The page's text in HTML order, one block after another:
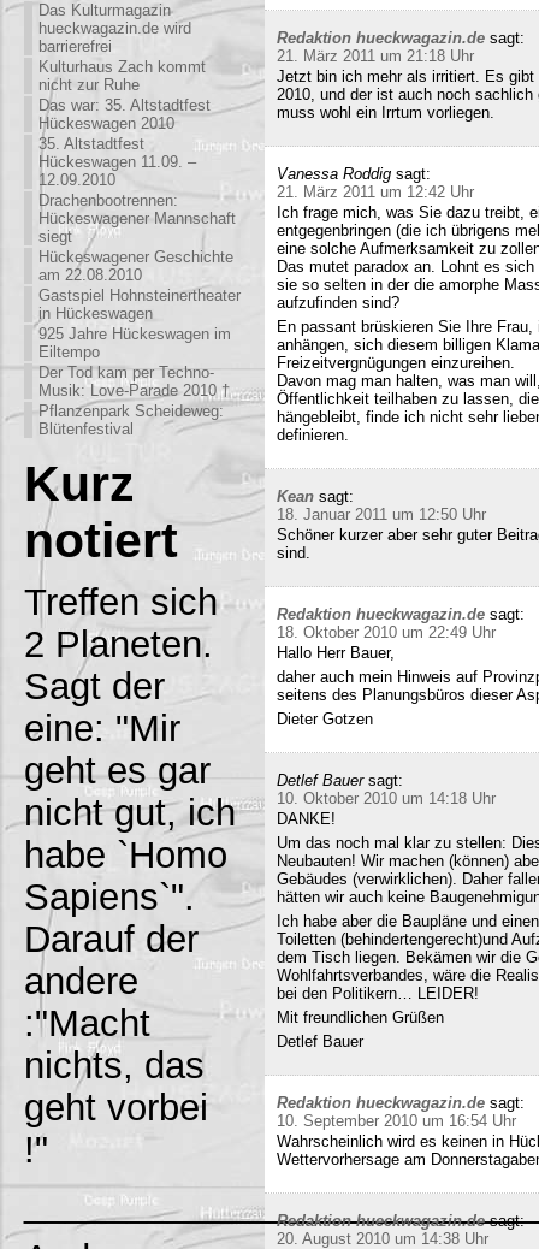
Das Kulturmagazin
hueckwagazin.de wird
barrierefrei
Kulturhaus Zach kommt
nicht zur Ruhe
Das war: 35. Altstadtfest
Hückeswagen 2010
35. Altstadtfest
Hückeswagen 11.09. –
12.09.2010
Drachenbootrennen:
Hückeswagener Mannschaft
siegt
Hückeswagener Geschichte
am 22.08.2010
Gastspiel Hohnsteinertheater
in Hückeswagen
925 Jahre Hückeswagen im
Eiltempo
Der Tod kam per Techno-
Musik: Love-Parade 2010 †
Pflanzenpark Scheideweg:
Blütenfestival
Kurz
notiert
Treffen sich
2 Planeten.
Sagt der
eine: "Mir
geht es gar
nicht gut, ich
habe `Homo
Sapiens`".
Darauf der
andere
:"Macht
nichts, das
geht vorbei
!"
Redaktion hueckwagazin.de sagt:
21. März 2011 um 21:18 Uhr
Jetzt bin ich mehr als irritiert. Es gibt
2010, und der ist auch noch
muss wohl ein Irrtum vorliegen.
Vanessa Roddig sagt:
21. März 2011 um 12:42 Uhr
Ich frage mich, was Sie dazu treibt,
entgegenbringen (die ich übrigens
eine solche Aufmerksamkeit zu
Das mutet paradox an. Lohnt es
sie so selten in der die amorphe
aufzufinden sind?
En passant brüskieren Sie Ihre
anhängen, sich diesem billigen
Freizeitvergnügungen einzureihen.
Davon mag man halten, was man
Öffentlichkeit teilhaben zu lassen,
hängebleibt, finde ich nicht sehr
definieren.
Kean sagt:
18. Januar 2011 um 12:50 Uhr
Schöner kurzer aber sehr guter
sind.
Redaktion hueckwagazin.de sagt:
18. Oktober 2010 um 22:49 Uhr
Hallo Herr Bauer,
daher auch mein Hinweis auf
seitens des Planungsbüros dieser
Dieter Gotzen
Detlef Bauer sagt:
10. Oktober 2010 um 14:18 Uhr
DANKE!
Um das noch mal klar zu stellen:
Neubauten! Wir machen (können)
Gebäudes (verwirklichen). Daher
hätten wir auch keine
Ich habe aber die Baupläne und
Toiletten (behindertengerecht)und
dem Tisch liegen. Bekämen wir die
Wohlfahrtsverbandes, wäre die
bei den Politikern… LEIDER!
Mit freundlichen Grüßen
Detlef Bauer
Redaktion hueckwagazin.de sagt:
10. September 2010 um 16:54 Uhr
Wahrscheinlich wird es keinen in
Wettervorhersage am
Redaktion hueckwagazin.de sagt:
20. August 2010 um 14:38 Uhr